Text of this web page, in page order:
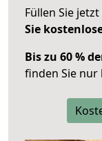
Füllen Sie
Sie
Bis zu 60 %
finden Sie nur